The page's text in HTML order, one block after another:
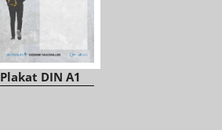
Plakat DIN A1